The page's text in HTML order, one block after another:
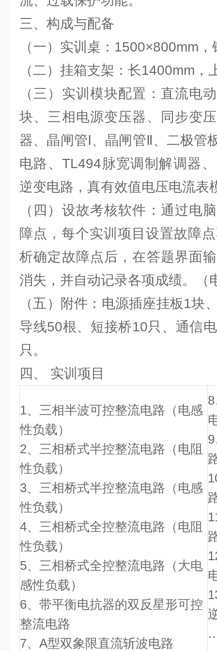
三、构成与配备
（一）实训桌：1500×800mm
（二）挂箱支架：长1400mm
（三）实训模块配置：直流电
块、三相电源变压器、同步变
器、晶闸管Ⅰ、晶闸管Ⅱ、二极管
电路、TL494脉宽调制解调器
逆变电路，真有效值电压电流表
（四）设故考核软件：通过电
障点，每个实训项目设置故障
析确定故障点后，在答题界面
消失，并自动记录各项成绩。（
（五）附件：电源插座挂板1块
导线50根、短接桥10只、通信
只。
四、
实训项目
1、三相半波可控整流电路（电感
性负载）
2、三相桥式半控整流电路（电阻
性负载）
3、三相桥式半控整流电路（电感
性负载）
4、三相桥式全控整流电路（电阻
性负载）
5、三相桥式全控整流电路（大电
感性负载）
6、带平衡电抗器的双反星形可控
整流电路
7、A型双象限直流斩波电路